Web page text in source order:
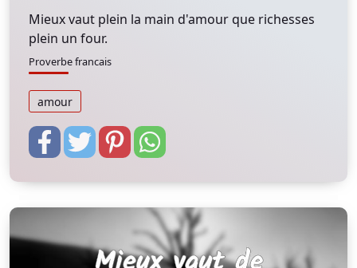
Mieux vaut plein la main d'amour que richesses
plein un four.
Proverbe francais
amour